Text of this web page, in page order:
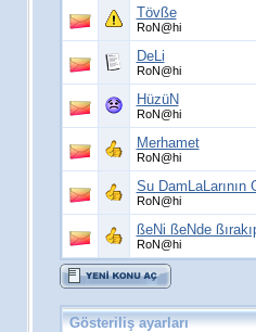
Tövße
RoN@hi
DeLi
RoN@hi
HüzüN
RoN@hi
Merhamet
RoN@hi
Su DamLaLarının
RoN@hi
ßeNi ßeNde
RoN@hi
Gösteriliş ayarları